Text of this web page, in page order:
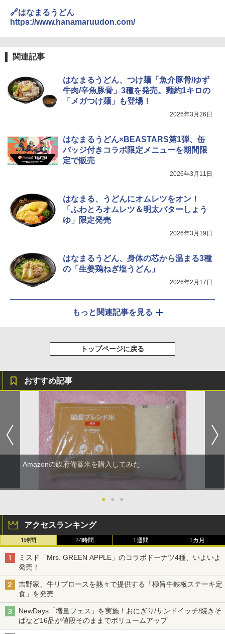
🔗はなまるうどん
https://www.hanamaruudon.com/
関連記事
はなまるうどん、つけ麺「魚介豚骨/ゆず
牛肉/辛魚豚骨」3種を発売。麺約1キロの
「メガつけ麺」も登場！
2026年3月26日
はなまるうどん×BEASTARS第1弾、缶
バッジ付きコラボ限定メニューを期間限
定で販売
2026年3月11日
はなまる、うどんにオムレツをオン！
「ふわとろオムレツ＆明太バターしょう
ゆ」限定発売
2026年3月19日
はなまるうどん、身体の芯から温まる3種
の「生姜鶏ねぎ塩うどん」
2026年2月17日
もっと関連記事を見る
トップページに戻る
おすすめ記事
Amazonの政府備蓄米を購入してみた
● ● ●
アクセスランキング
1時間 24時間 1週間 1カ月
ミスド「Mrs. GREEN APPLE」のコラボドーナツ4種、いよいよ
発売！
吉野家、牛リブロースを熱々で提供する「極旨牛鉄板ステーキ定
食」を発売
NewDays「増量フェス」を実施！おにぎり/サンドイッチ/焼きそ
ばなど16品が値段そのままでボリュームアップ